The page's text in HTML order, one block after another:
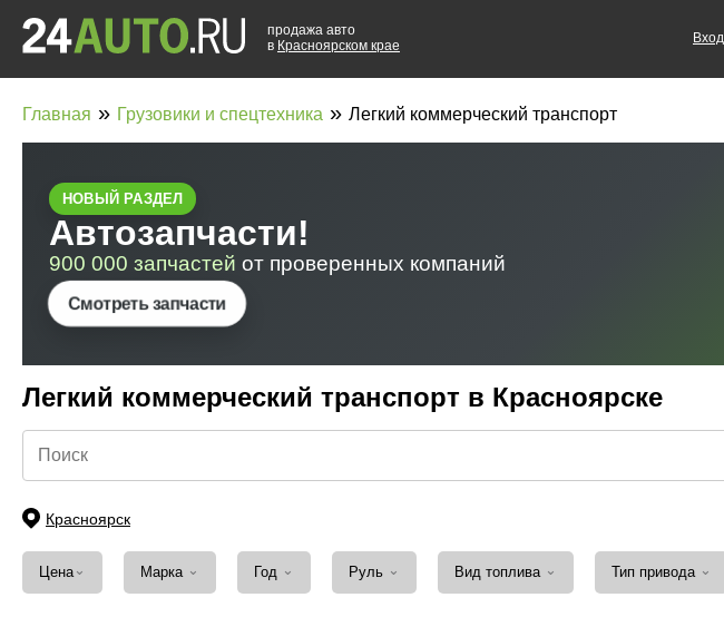
продажа авто
в Красноярском крае
Вход
Главная » Грузовики и спецтехника » Легкий коммерческий транспорт
Легкий коммерческий транспорт в Красноярске
Красноярск
Цена ⌄ Марка ⌄ Год ⌄ Руль ⌄ Вид топлива ⌄ Тип привода ⌄